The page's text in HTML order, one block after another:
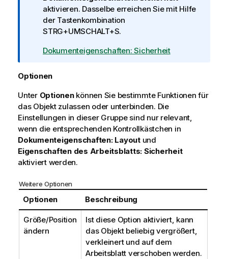
m
a
t
o
s
i
n
w
e
i
s
aktivieren. Dasselbe erreichen Sie mit Hilfe
der Tastenkombination
STRG+UMSCHALT+S.
Dokumenteigenschaften: Sicherheit
Optionen
Unter Optionenkönnen Sie bestimmte Funktionen für
das Objekt zulassen oder unterbinden. Die
Einstellungen in dieser Gruppe sind nur relevant,
wenn die entsprechenden Kontrollkästchen in
Dokumenteigenschaften: Layoutund
Eigenschaften des Arbeitsblatts: Sicherheit
aktiviert werden.
Weitere Optionen
Optionen Beschreibung
Größe/Position
ändern
Ist diese Option aktiviert, kann
das Objekt beliebig vergrößert,
verkleinert und auf dem
Arbeitsblatt verschoben werden.